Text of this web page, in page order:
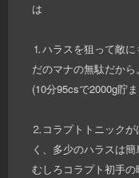
は
⒈ハラスを狙って敵に
だのマナの無駄だか
(10分95csで2000g貯
⒉コラプトトニックが
く、多少のハラスは簡
むしろコラプト初手の